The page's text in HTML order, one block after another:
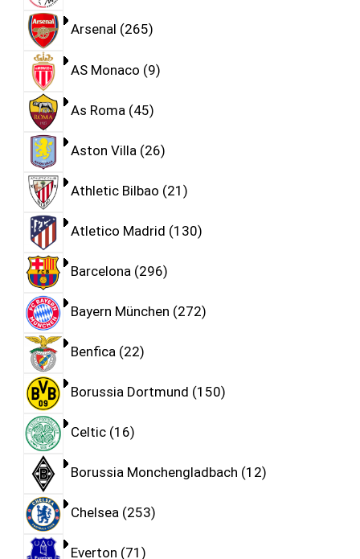
Arsenal 265
AS Monaco 9
As Roma 45
Aston Villa 26
Athletic Bilbao 21
Atletico Madrid 130
Barcelona 296
Bayern München 272
Benfica 22
Borussia Dortmund 150
Celtic 16
Borussia Monchengladbach 12
Chelsea 253
Everton 71